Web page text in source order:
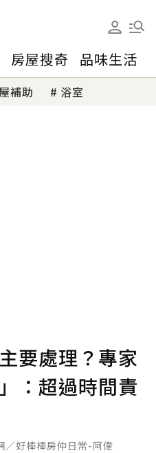
房屋搜奇 品味生活
補助 浴室
要處理？專家
：超過時間責
／好棒棒房仲日常-阿偉